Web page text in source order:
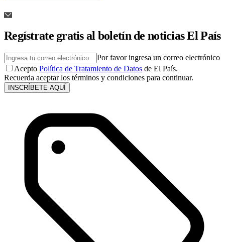
Regístrate gratis al boletín de noticias El País
Por favor ingresa un correo electrónico
Acepto Política de Tratamiento de Datos de El País.
Recuerda aceptar los términos y condiciones para continuar.
INSCRÍBETE AQUÍ